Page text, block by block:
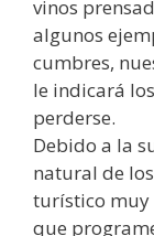
vinos
algunos
cumbres,
le indicará
perderse.
Debido a la
natural de
turístico muy
que